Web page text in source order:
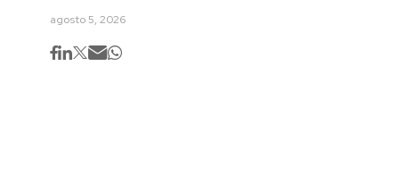
agosto 5, 2026